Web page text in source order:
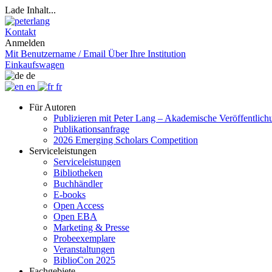
Lade Inhalt...
Kontakt
Anmelden
Mit Benutzername / Email Über Ihre Institution
Einkaufswagen
de
en
fr
Für Autoren
Publizieren mit Peter Lang – Akademische
Publikationsanfrage
2026 Emerging Scholars Competition
Serviceleistungen
Serviceleistungen
Bibliotheken
Buchhändler
E-books
Open Access
Open EBA
Marketing & Presse
Probeexemplare
Veranstaltungen
BiblioCon 2025